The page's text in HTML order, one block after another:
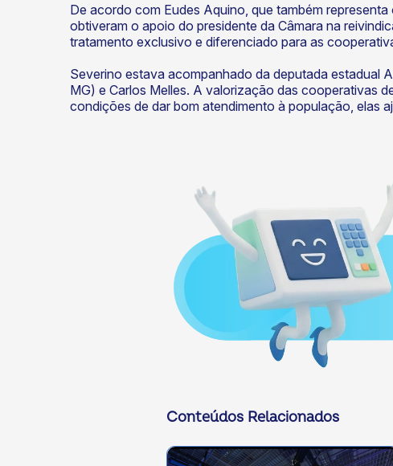
De acordo com Eudes Aquino, que também
obtiveram o apoio do presidente da Câmara na
tratamento exclusivo e diferenciado para as
Severino estava acompanhado da deputada estadual
MG) e Carlos Melles. A valorização das cooperativas
condições de dar bom atendimento à população, elas
Conteúdos Relacionados